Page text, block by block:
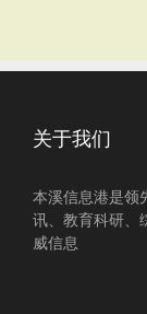
关于我们
本溪信息港是领
讯、教育科研、
威信息